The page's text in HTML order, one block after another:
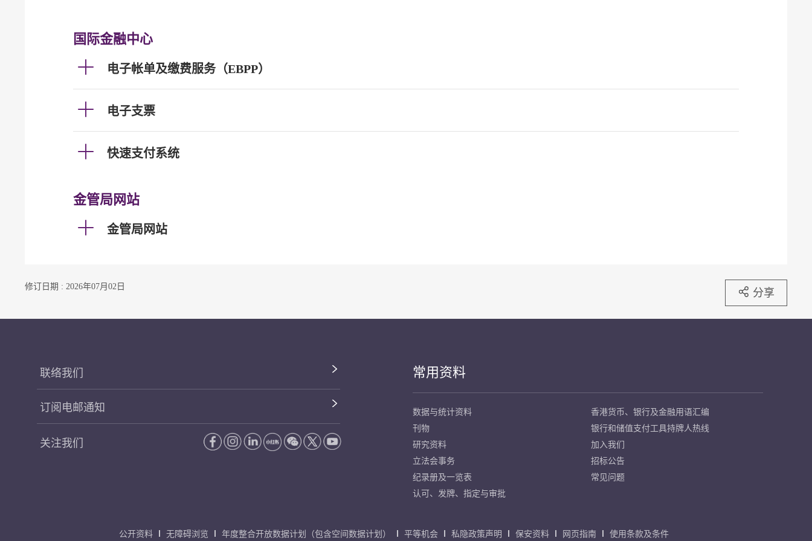
国际金融中心
电子帐单及缴费服务（EBPP）
电子支票
快速支付系统
金管局网站
金管局网站
修订日期 : 2026年07月02日 分享
联络我们
订阅电邮通知
关注我们
常用资料
数据与统计资料
刊物
研究资料
立法会事务
纪录册及一览表
认可、发牌、指定与审批
香港货币、银行及金融用语汇编
银行和储值支付工具持牌人热线
加入我们
招标公告
常见问题
公开资料 无障碍浏览 年度整合开放数据计划（包含空间数据计划） 平等机会 私隐政策声明 保安资料 网页指南 使用条款及条件